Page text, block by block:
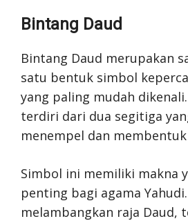
Bintang Daud
Bintang Daud merupakan
satu bentuk simbol
yang paling mudah
terdiri dari dua segitiga
menempel dan
Simbol ini memiliki makna
penting bagi agama
melambangkan raja Daud,